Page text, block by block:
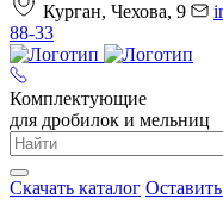
Курган, Чехова, 9
88-33
Комплектующие
для дробилок и мельниц
Скачать каталог